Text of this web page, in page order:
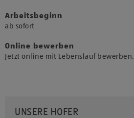
Arbeitsbeginn
​ab sofort​
Online bewerben
Jetzt online mit Lebenslauf bewerben.
UNSERE HOFER